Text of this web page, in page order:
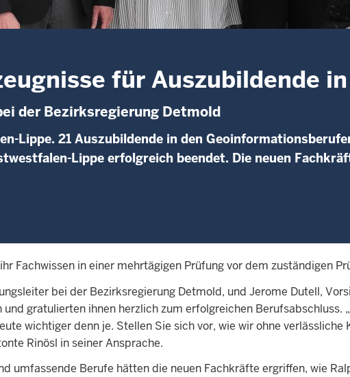
für Auszubildende
der Bezirksregierung Detmold
Lippe. 21 Auszubildende in den
Lippe erfolgreich beendet. Die neuen
Fachwissen in einer mehrtägigen Prüfung vor dem zuständigen
bei der Bezirksregierung Detmold, und Jerome Dutell,
gratulierten ihnen herzlich zum erfolgreichen
wichtiger denn je. Stellen Sie sich vor, wie wir ohne
Rinösl in seiner Ansprache.
umfassende Berufe hätten die neuen Fachkräfte ergriffen, wie